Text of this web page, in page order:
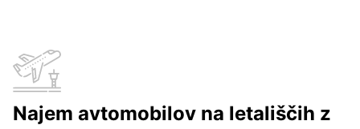
Najem avtomobilov na letališčih z